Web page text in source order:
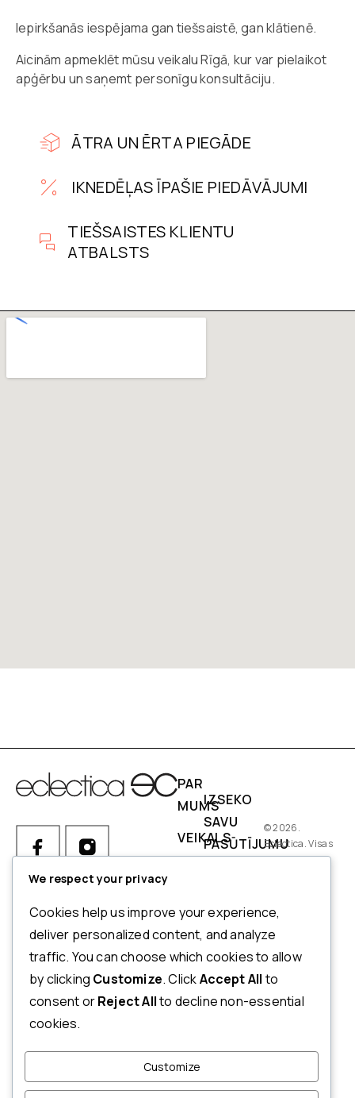
Iepirkšanās iespējama gan tiešsaistē, gan klātienē.
Aicinām apmeklēt mūsu veikalu Rīgā, kur var pielaikot
apģērbu un saņemt personīgu konsultāciju.
ĀTRA UN ĒRTA PIEGĀDE
IKNEDĒĻAS ĪPAŠIE PIEDĀVĀJUMI
TIEŠSAISTES KLIENTU
ATBALSTS
Ja Jums ir kādi jautājumi par
pasūtījumu, produktiem vai
mūsu pakalpojumiem,
lūdzu, sazinieties ar mūsu
klientu apkalpošanas
dienestu.
INFO@ECLECTICA.LV
PAR
MUMS
VEIKALS
IZSEKO
SAVU
PASŪTĪJUMU
NORĒĶINI
ATMAKSAS
UN
ATGRIEŠANAS
POLITIKA
© 2026.
Eclectica. Visas
tiesības
We respect your privacy
Cookies help us improve your experience,
deliver personalized content, and analyze
traffic. You can choose which cookies to allow
by clicking Customize. ClickAccept Allto
consent orReject Allto decline non-essential
cookies.
Customize